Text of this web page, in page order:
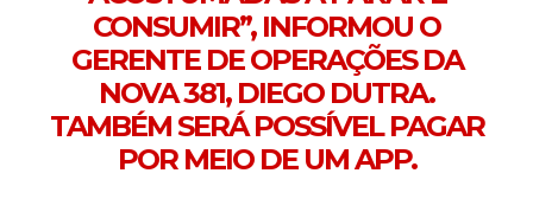
CONSUMIR”, INFORMOU O
GERENTE DE OPERAÇÕES DA
NOVA 381, DIEGO DUTRA.
TAMBÉM SERÁ POSSÍVEL PAGAR
POR MEIO DE UM APP.